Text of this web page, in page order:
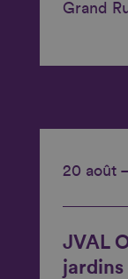
Grand
20 août
JVAL
jardins